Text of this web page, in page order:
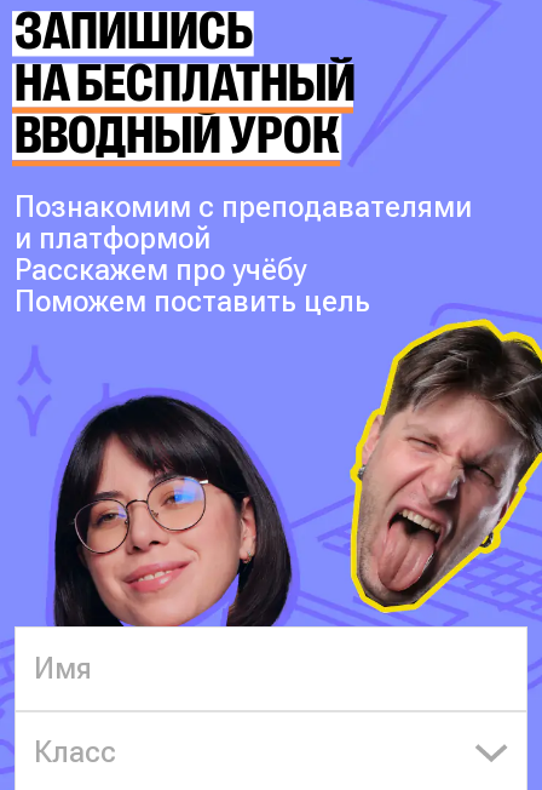
ЗАПИШИСЬ
НА БЕСПЛАТНЫЙ
ВВОДНЫЙ УРОК
Познакомим с преподавателями
и платформой
Расскажем про учёбу
Поможем поставить цель
Класс